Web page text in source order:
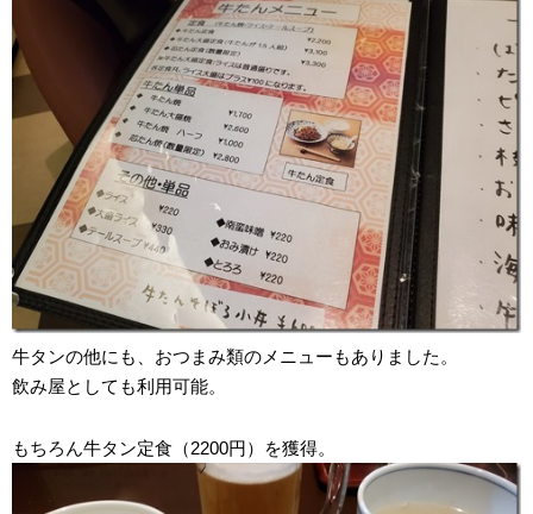
牛タンの他にも、おつまみ類のメニューもありました。
飲み屋としても利用可能。
もちろん牛タン定食（2200円）を獲得。